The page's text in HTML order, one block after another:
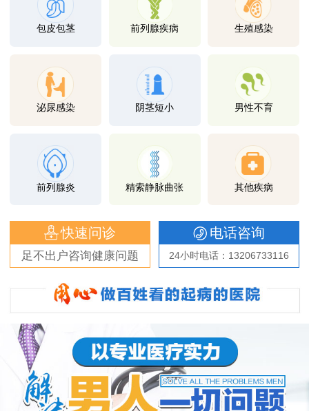
包皮包茎 前列腺疾病 生殖感染
泌尿感染 阴茎短小 男性不育
前列腺炎 精索静脉曲张 其他疾病
快速问诊
足不出户咨询健康问题
电话咨询
24小时电话：13206733116